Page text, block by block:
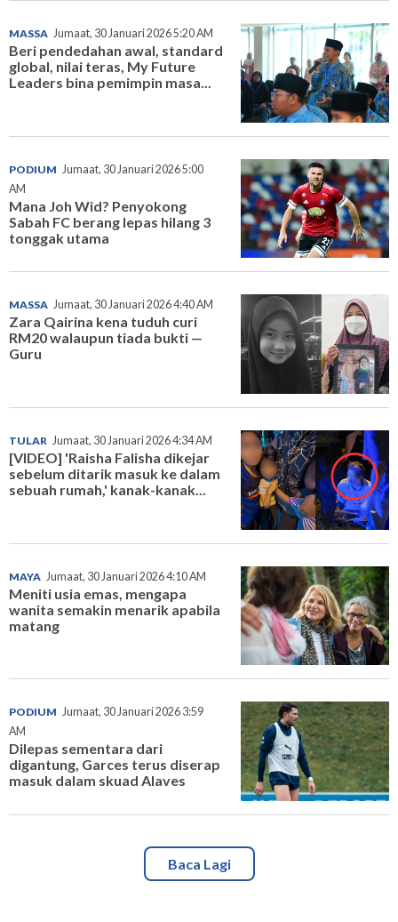
MASSA Jumaat, 30 Januari 2026 5:20 AM
Beri pendedahan awal, standard
global, nilai teras, My Future
Leaders bina pemimpin masa...
PODIUM Jumaat, 30 Januari 2026 5:00
AM
Mana Joh Wid? Penyokong
Sabah FC berang lepas hilang 3
tonggak utama
MASSA Jumaat, 30 Januari 2026 4:40 AM
Zara Qairina kena tuduh curi
RM20 walaupun tiada bukti —
Guru
TULAR Jumaat, 30 Januari 2026 4:34 AM
[VIDEO] 'Raisha Falisha dikejar
sebelum ditarik masuk ke dalam
sebuah rumah,' kanak-kanak...
MAYA Jumaat, 30 Januari 2026 4:10 AM
Meniti usia emas, mengapa
wanita semakin menarik apabila
matang
PODIUM Jumaat, 30 Januari 2026 3:59
AM
Dilepas sementara dari
digantung, Garces terus diserap
masuk dalam skuad Alaves
Baca Lagi